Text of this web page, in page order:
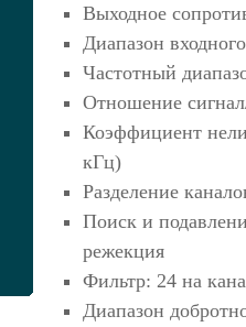
Выходное
Диапазон
Частотный
Отношение
Коэффициент
кГц)
Разделение
Поиск и
режекция
Фильтр: 24 на
Диапазон